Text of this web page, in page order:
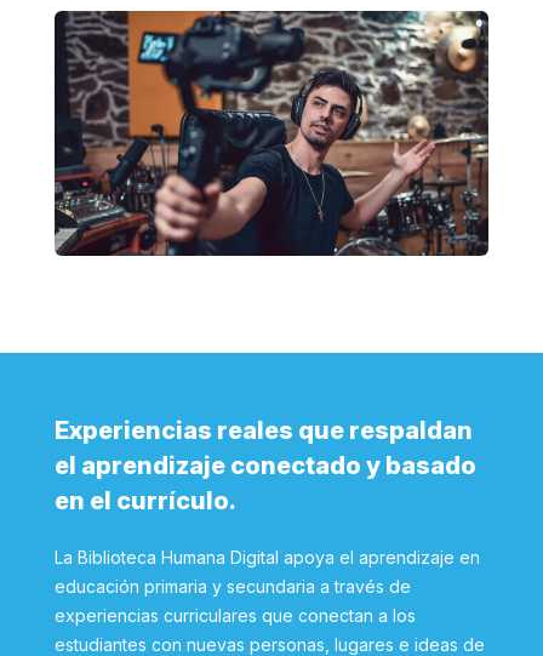
Experiencias reales que respaldan
el aprendizaje conectado y basado
en el currículo.
La Biblioteca Humana Digital apoya el aprendizaje en
educación primaria y secundaria a través de
experiencias curriculares que conectan a los
estudiantes con nuevas personas, lugares e ideas de